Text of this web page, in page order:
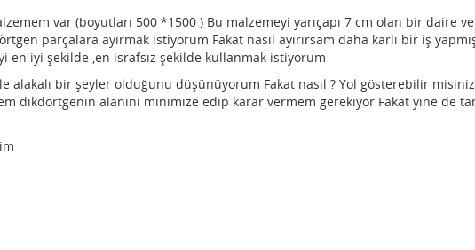
var (boyutları 500 *1500 ) Bu malzemeyi yarıçapı 7 cm olan bir daire
parçalara ayırmak istiyorum Fakat nasıl ayırırsam daha karlı bir iş
en iyi şekilde ,en israfsız şekilde kullanmak istiyorum
alakalı bir şeyler olduğunu düşünüyorum Fakat nasıl ? Yol gösterebilir
dikdörtgenin alanını minimize edip karar vermem gerekiyor Fakat yine de